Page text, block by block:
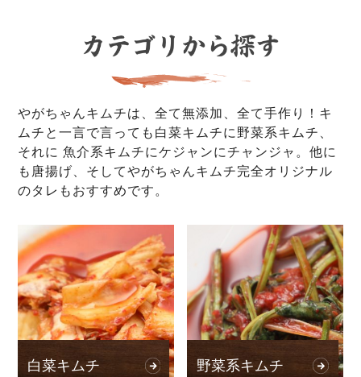
やがちゃんキムチは、全て無添加、全て手作り！キ
ムチと一言で言っても白菜キムチに野菜系キムチ、
それに 魚介系キムチにケジャンにチャンジャ。他に
も唐揚げ、そしてやがちゃんキムチ完全オリジナル
のタレもおすすめです。
白菜キムチ 野菜系キムチ